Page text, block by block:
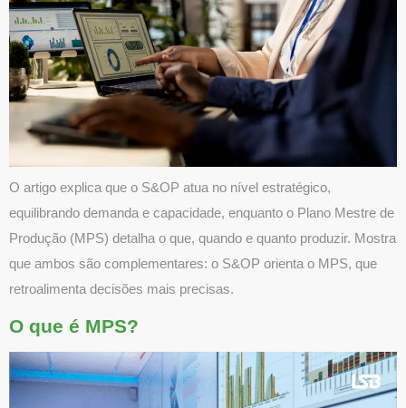
O artigo explica que o S&OP atua no nível estratégico,
equilibrando demanda e capacidade, enquanto o Plano Mestre de
Produção (MPS) detalha o que, quando e quanto produzir. Mostra
que ambos são complementares: o S&OP orienta o MPS, que
retroalimenta decisões mais precisas.
O que é MPS?